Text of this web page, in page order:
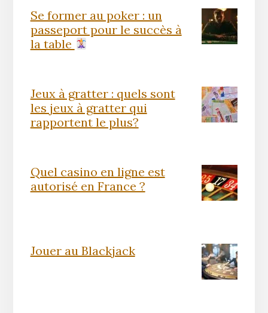
Se former au poker : un
passeport pour le succès à
la table
Jeux à gratter : quels sont
les jeux à gratter qui
rapportent le plus?
Quel casino en ligne est
autorisé en France ?
Jouer au Blackjack